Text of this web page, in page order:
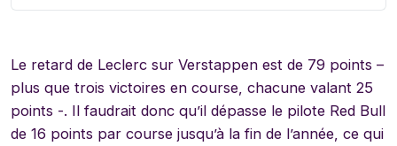
Le retard de Leclerc sur Verstappen est de 79 points –
plus que trois victoires en course, chacune valant 25
points -. Il faudrait donc qu’il dépasse le pilote Red Bull
de 16 points par course jusqu’à la fin de l’année, ce qui